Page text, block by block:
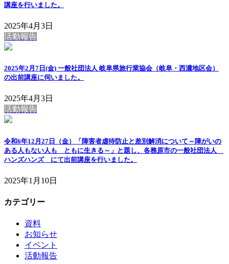
講座を行いました。
2025年4月3日
活動報告
2025年2月7日(金) 一般社団法人 岐阜県旅行業協会（岐阜・西濃地区会）
の出前講座に伺いました。
2025年4月3日
活動報告
令和6年12月27日（金）「障害者虐待防止と差別解消について～障がいの
ある人もない人も ともに生きる～」と題し、各務原市の一般社団法人
ハンズハンズ にて出前講座を行いました。
2025年1月10日
カテゴリー
資料
お知らせ
イベント
活動報告